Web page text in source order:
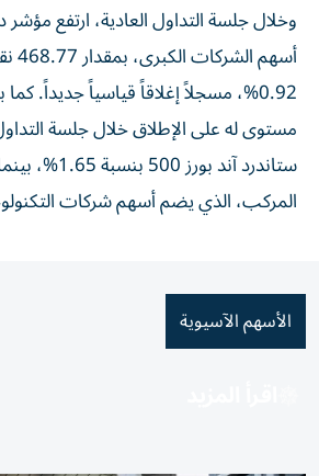
وخلال جلسة التداول العادية، ارتفع
0.92%، مسجلاً إغلاقاً قياسياً جديداً.
مستوى له على الإطلاق خلال جلسة
ستاندرد آند
المركب، الذي يضم أسهم شركات التكنولوجيا،
الأسهم الآسيوية